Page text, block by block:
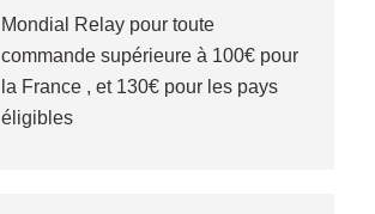
Mondial Relay pour toute
commande supérieure à 100€ pour
la France , et 130€ pour les pays
éligibles